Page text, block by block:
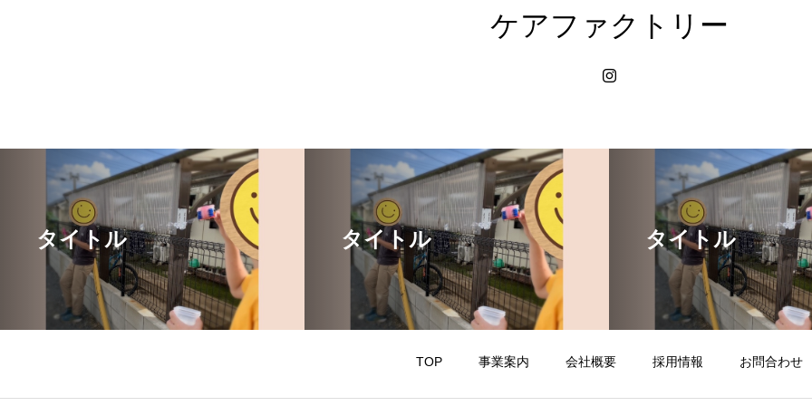
ケアファクトリー
タイトル タイトル タイトル
TOP 事業案内 会社概要 採用情報 お問合わせ